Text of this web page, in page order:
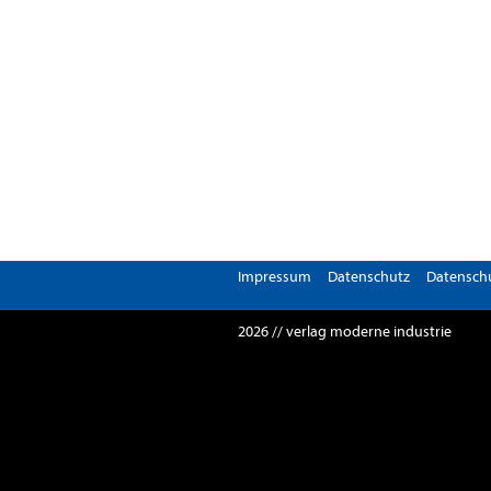
Impressum Datenschutz
2026 // verlag moderne industrie